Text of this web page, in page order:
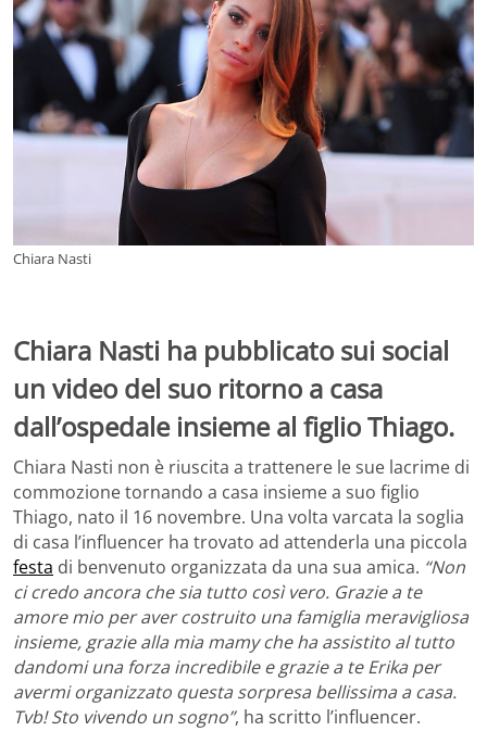
Chiara Nasti
Chiara Nasti ha pubblicato sui social
un video del suo ritorno a casa
dall’ospedale insieme al figlio Thiago.
Chiara Nasti non è riuscita a trattenere le sue lacrime di
commozione tornando a casa insieme a suo figlio
Thiago, nato il 16 novembre. Una volta varcata la soglia
di casa l’influencer ha trovato ad attenderla una piccola
festa di benvenuto organizzata da una sua amica. “Non
ci credo ancora che sia tutto così vero. Grazie a te
amore mio per aver costruito una famiglia meravigliosa
insieme, grazie alla mia mamy che ha assistito al tutto
dandomi una forza incredibile e grazie a te Erika per
avermi organizzato questa sorpresa bellissima a casa.
Tvb! Sto vivendo un sogno”, ha scritto l’influencer.